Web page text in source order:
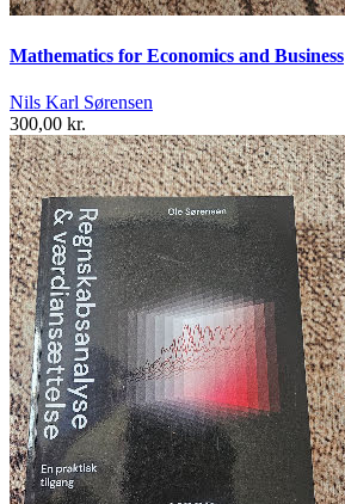
Mathematics for Economics and Business
Nils Karl Sørensen
300,00 kr.